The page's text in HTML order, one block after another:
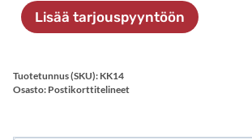
14
määrä
Lisää tarjouspyyntöön
Tuotetunnus (SKU): KK14
Osasto: Postikorttitelineet